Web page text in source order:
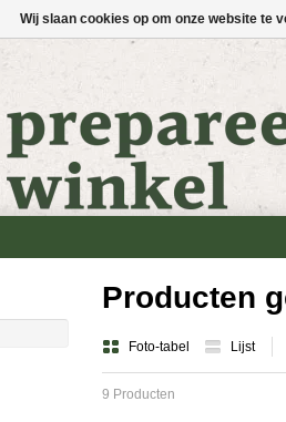
Producten
Foto-tabel Lijst
9 Producten
Wij slaan cookies op om onze website te